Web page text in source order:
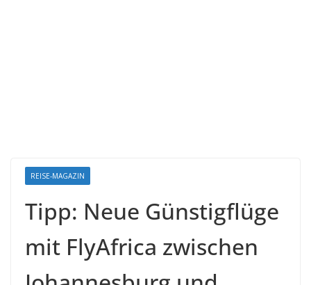
REISE-MAGAZIN
Tipp: Neue Günstigflüge
mit FlyAfrica zwischen